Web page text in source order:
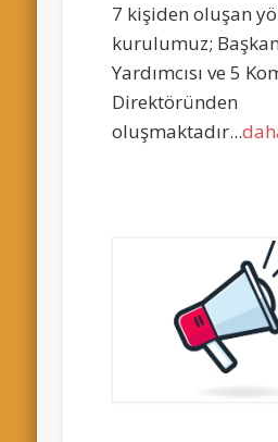
7 kişiden oluşan
kurulumuz;
Yardımcısı ve 5
Direktöründen
oluşmaktadır...